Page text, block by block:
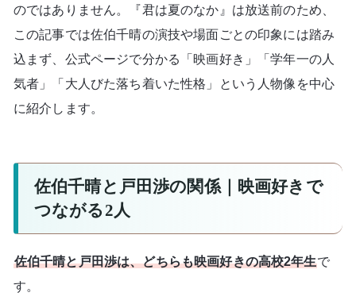
のではありません。『君は夏のなか』は放送前のため、
この記事では佐伯千晴の演技や場面ごとの印象には踏み
込まず、公式ページで分かる「映画好き」「学年一の人
気者」「大人びた落ち着いた性格」という人物像を中心
に紹介します。
佐伯千晴と戸田渉の関係｜映画好きで
つながる2人
佐伯千晴と戸田渉は、どちらも映画好きの高校2年生で
す。